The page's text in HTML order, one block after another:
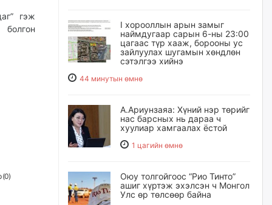
гэж
(0)
I хорооллын арын замыг
наймдугаар сарын 6-ны 23:00
цагаас түр хааж, борооны ус
зайлуулах шугамын хөндлөн
сэтэлгээ хийнэ
44 минутын өмнө
А.Ариунзаяа: Хүний нэр төрийг
нас барсных нь дараа ч
хуулиар хамгаалах ёстой
1 цагийн өмнө
Оюу толгойгоос “Рио Тинто”
ашиг хүртэж эхэлсэн ч Монгол
Улс өр төлсөөр байна